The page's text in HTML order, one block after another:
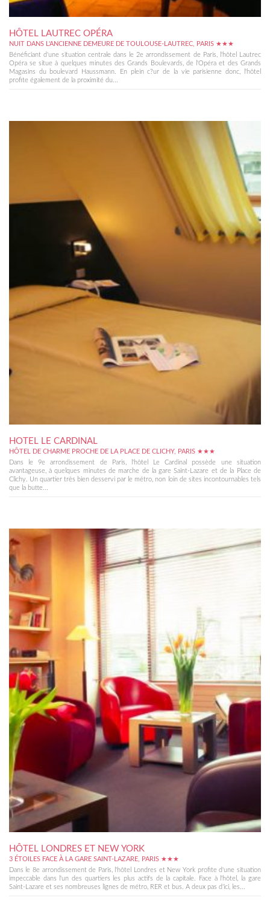
HÔTEL LAUTREC OPÉRA
NUIT DANS L'ANCIENNE DEMEURE DE TOULOUSE-LAUTREC, PARIS ★★★
Bénéficiant d'une situation centrale dans le 2e arrondissement de Paris, l'hôtel Lautrec
Opéra se situe à quelques minutes des Grands Boulevards, de l'Opéra et des Grands
Magasins du boulevard Haussmann. En plein c?ur de la vie parisienne donc, l'hôtel
profite également de la proximité du...
HOTEL LE CARDINAL
HÔTEL DE CHARME PROCHE DE LA PLACE DE CLICHY, PARIS ★★★
Dans le 9e arrondissement de Paris, l'hôtel Le Cardinal possède une situation
avantageuse, à quelques minutes de marche de la gare Saint-Lazare et de la Place de
Clichy. Un quartier très bien desservi par le métro, non loin de sites incontournables tels
que la butte...
HÔTEL LONDRES ET NEW YORK
3 ÉTOILES FACE À LA GARE SAINT-LAZARE, PARIS ★★★
Dans le 8e arrondissement de Paris, l'hôtel Londres et New York profite d'une situation
impeccable dans l'un des quartiers les plus actifs de la capitale. Face à l'hôtel, la gare
Saint-Lazare et ses nombreuses lignes de métro, RER et bus. A deux pas d'ici, les...